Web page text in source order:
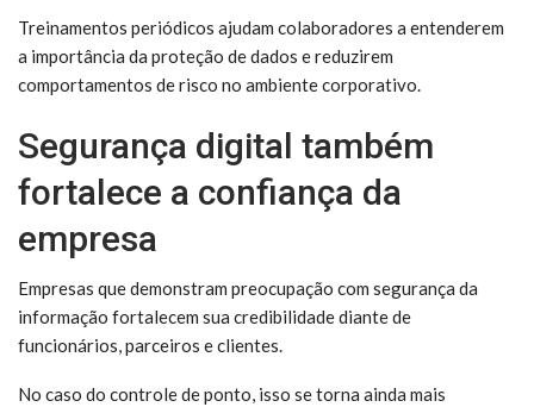
Treinamentos periódicos ajudam colaboradores a entenderem
a importância da proteção de dados e reduzirem
comportamentos de risco no ambiente corporativo.
Segurança digital também
fortalece a confiança da
empresa
Empresas que demonstram preocupação com segurança da
informação fortalecem sua credibilidade diante de
funcionários, parceiros e clientes.
No caso do controle de ponto, isso se torna ainda mais